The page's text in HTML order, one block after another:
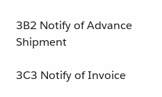
3B2 Notify of Advance
Shipment
3C3 Notify of Invoice